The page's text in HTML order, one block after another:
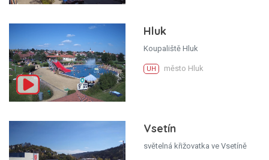
Hluk
Koupaliště Hluk
UH město Hluk
Vsetín
světelná křižovatka ve Vsetíně